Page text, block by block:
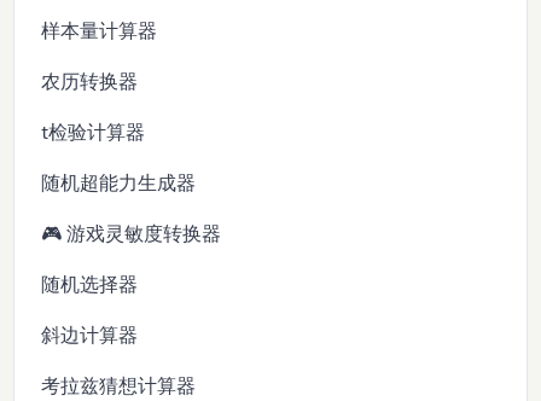
样本量计算器
农历转换器
t检验计算器
随机超能力生成器
🎮 游戏灵敏度转换器
随机选择器
斜边计算器
考拉兹猜想计算器